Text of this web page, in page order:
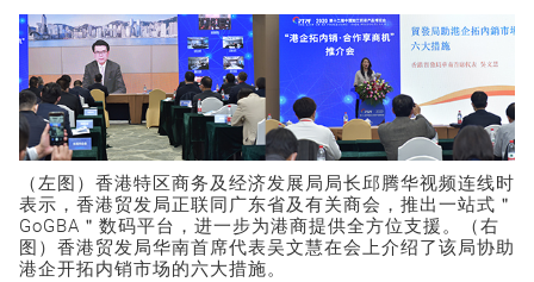
（左图）香港特区商务及经济发展局局长邱腾华视频连线时
表示，香港贸发局正联同广东省及有关商会，推出一站式＂
GoGBA＂数码平台，进一步为港商提供全方位支援。（右
图）香港贸发局华南首席代表吴文慧在会上介绍了该局协助
港企开拓内销市场的六大措施。